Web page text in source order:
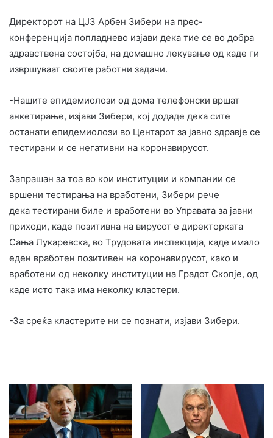
Директорот на ЦЈЗ Арбен Зибери на прес-
конференција попладнево изјави дека тие се во добра
здравствена состојба, на домашно лекување од каде ги
извршуваат своите работни задачи.
-Нашите епидемиолози од дома телефонски вршат
анкетирање, изјави Зибери, кој додаде дека сите
останати епидемиолози во Центарот за јавно здравје се
тестирани и се негативни на коронавирусот.
Запрашан за тоа во кои институции и компании се
вршени тестирања на вработени, Зибери рече
дека тестирани биле и вработени во Управата за јавни
приходи, каде позитивна на вирусот е директорката
Сања Лукаревска, во Трудовата инспекција, каде имало
еден вработен позитивен на коронавирусот, како и
вработени од неколку институции на Градот Скопје, од
каде исто така има неколку кластери.
-За среќа кластерите ни се познати, изјави Зибери.